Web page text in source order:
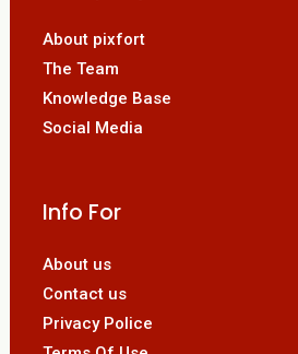
About pixfort
The Team
Knowledge Base
Social Media
Info For
About us
Contact us
Privacy Police